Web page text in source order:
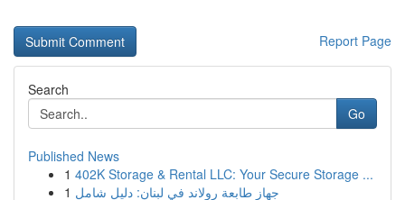
Report Page
Search
Go
Published News
1 402K Storage & Rental LLC: Your Secure Storage ...
1 جهاز طابعة رولاند في لبنان: دليل شامل